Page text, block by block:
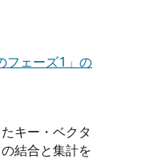
フェーズ1」の
キー・ベクタ
結合と集計を